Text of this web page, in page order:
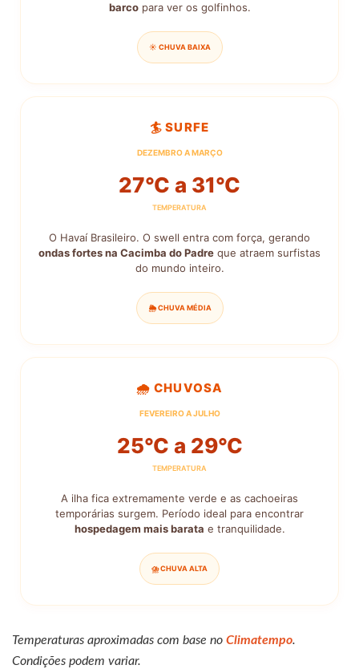
barcopara ver os golfinhos.
☀️ CHUVA BAIXA
🏄 SURFE
DEZEMBRO A MARÇO
27°C a 31°C
TEMPERATURA
O Havaí Brasileiro. O swell entra com força, gerando
ondas fortes na Cacimba do Padre que atraem surfistas
do mundo inteiro.
🌦️ CHUVA MÉDIA
🌧️ CHUVOSA
FEVEREIRO A JULHO
25°C a 29°C
TEMPERATURA
A ilha fica extremamente verde e as cachoeiras
temporárias surgem. Período ideal para encontrar
hospedagem mais barata e tranquilidade.
⛈️ CHUVA ALTA
Temperaturas aproximadas com base no Climatempo.
Condições podem variar.